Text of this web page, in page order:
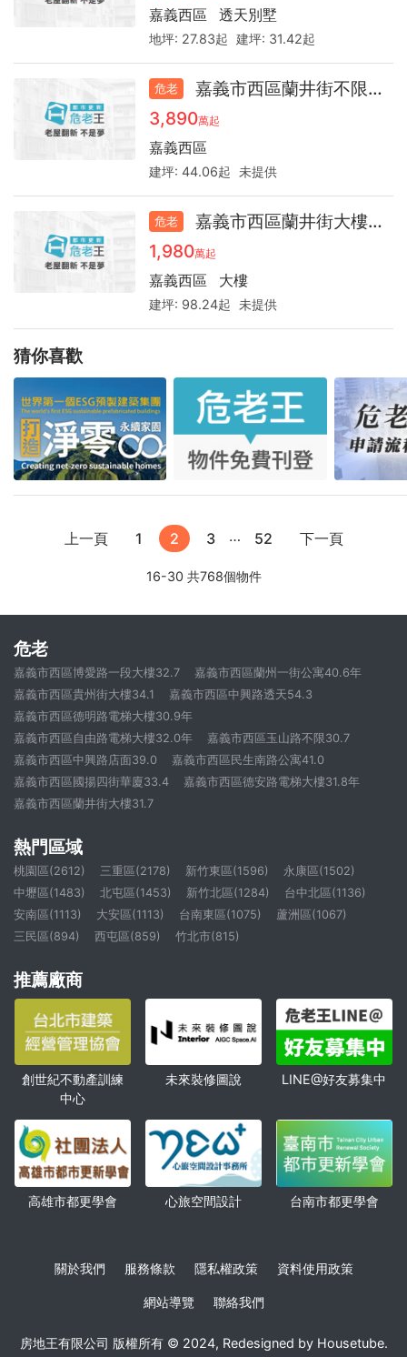
嘉義西區 透天別墅
地坪: 27.83起 建坪: 31.42起
危老
嘉義市西區蘭井街不限51.6年
3,890萬起
嘉義西區
建坪:44.06起 未提供
危老
嘉義市西區蘭井街大樓31.7
1,980萬起
嘉義西區 大樓
建坪: 98.24起 未提供
猜你喜歡
上一頁 1 2 3 … 52 下一頁
16-30 共768個物件
危老
嘉義市西區博愛路一段大樓32.7
嘉義市西區蘭州一街公寓40.6年
嘉義市西區貴州街大樓34.1
嘉義市西區中興路透天54.3
嘉義市西區德明路電梯大樓30.9年
嘉義市西區自由路電梯大樓32.0年
嘉義市西區玉山路不限30.7
嘉義市西區中興路店面39.0
嘉義市西區民生南路公寓41.0
嘉義市西區國揚四街華廈33.4
嘉義市西區德安路電梯大樓31.8年
嘉義市西區蘭井街大樓31.7
熱門區域
桃園區(2612) 三重區(2178) 新竹東區(1596)
永康區(1502)
中壢區(1483)
北屯區(1453) 新竹北區(1284)
台中北區(1136)
安南區(1113)
大安區(1113) 台南東區(1075)
蘆洲區(1067)
三民區(894)
西屯區(859) 竹北市(815)
推薦廠商
創世紀不動產訓練
中心
未來裝修圖說 LINE@好友募集中
高雄市都更學會 心旅空間設計 台南市都更學會
關於我們 服務條款 隱私權政策 資料使用政策
網站導覽 聯絡我們
房地王有限公司 版權所有 © 2024, Redesigned by Housetube.